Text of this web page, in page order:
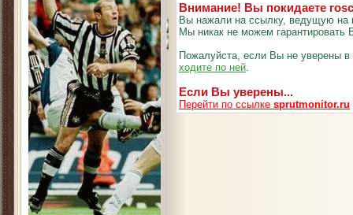
Внимание! Вы покидаете
Вы нажали на ссылку, ведущую на
Мы никак не можем гарантировать
Пожалуйста, если Вы не уверены
ходите по ней.
Если Вы уверены...
Перейти по ссылке sprutmonitor.ru